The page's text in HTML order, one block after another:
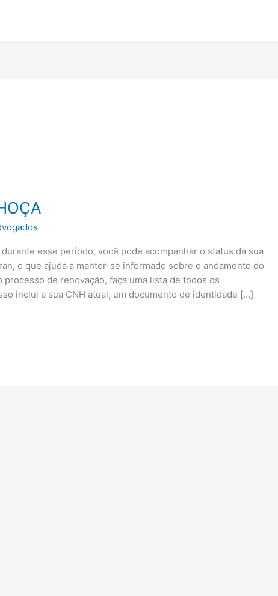
esse período, você pode acompanhar o status da sua
o que ajuda a manter-se informado sobre o andamento do
de renovação, faça uma lista de todos os
inclui a sua CNH atual, um documento de identidade […]